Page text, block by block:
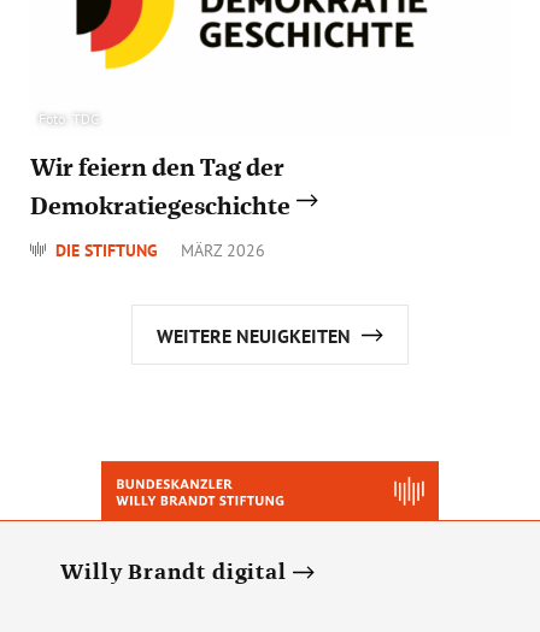
Foto: TDG
Wir feiern den Tag der
Demokratiegeschichte
DIE STIFTUNG MÄRZ 2026
WEITERE NEUIGKEITEN
Willy Brandt digital